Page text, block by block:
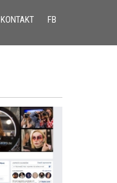
KONTAKT FB